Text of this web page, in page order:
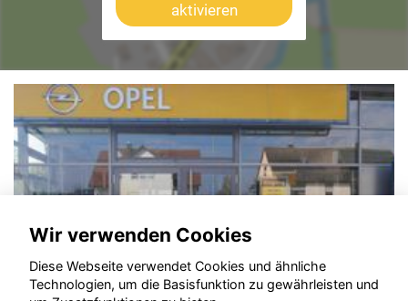
aktivieren
Wir verwenden Cookies
Diese Webseite verwendet Cookies und ähnliche
Technologien, um die Basisfunktion zu gewährleisten und